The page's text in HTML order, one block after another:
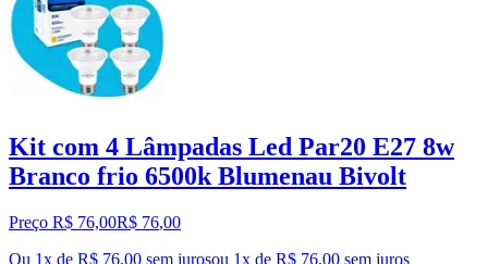
Kit com 4 Lâmpadas Led Par20 E27 8w
Branco frio 6500k Blumenau Bivolt
Preço R$ 76,00R$ 76,00
Ou 1x de R$ 76,00 sem jurosou 1x de R$ 76,00 sem juros